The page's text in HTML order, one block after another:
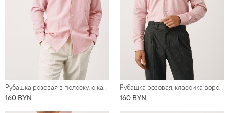
Рубашка розовая в полоску, с карманом, хлопок со льном
160 BYN
Рубашка розовая, классика воротник (Regular fit)
160 BYN